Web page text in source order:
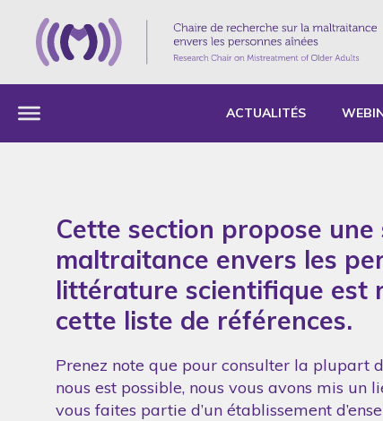
ACTUALITÉS
Cette section propose
maltraitance envers les
littérature scientifique est
cette liste de références.
Prenez note que pour consulter la plupart
nous est possible, nous vous avons mis
vous faites partie d’un établissement